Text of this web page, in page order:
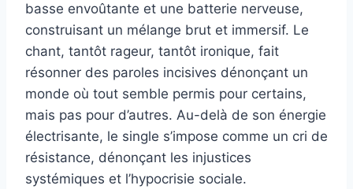
basse envoûtante et une batterie nerveuse,
construisant un mélange brut et immersif. Le
chant, tantôt rageur, tantôt ironique, fait
résonner des paroles incisives dénonçant un
monde où tout semble permis pour certains,
mais pas pour d’autres. Au-delà de son énergie
électrisante, le single s’impose comme un cri de
résistance, dénonçant les injustices
systémiques et l’hypocrisie sociale.